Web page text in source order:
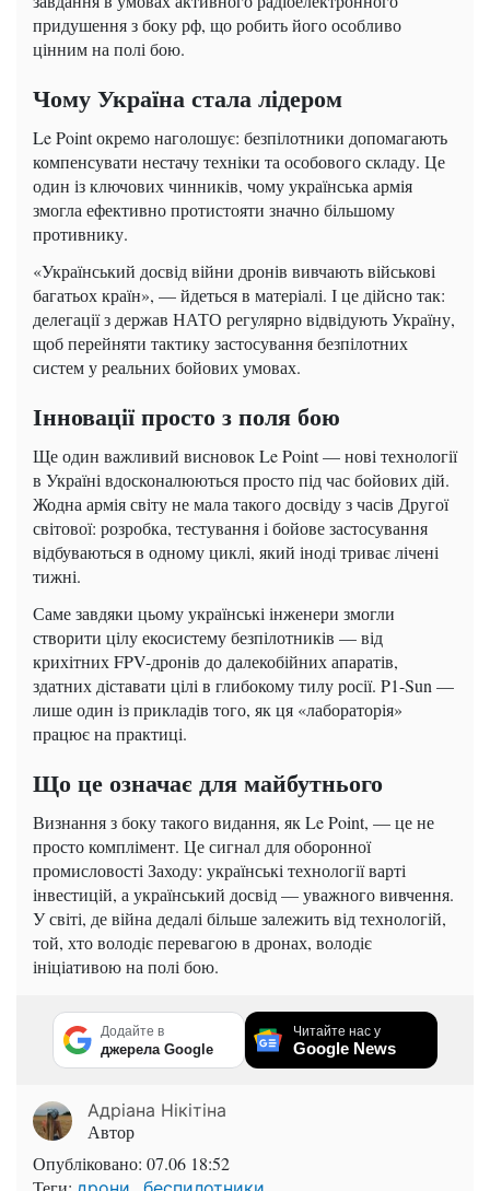
придушення з боку рф, що робить його особливо
цінним на полі бою.
Чому Україна стала лідером
Le Point окремо наголошує: безпілотники допомагають
компенсувати нестачу техніки та особового складу. Це
один із ключових чинників, чому українська армія
змогла ефективно протистояти значно більшому
противнику.
«Український досвід війни дронів вивчають військові
багатьох країн», — йдеться в матеріалі. І це дійсно так:
делегації з держав НАТО регулярно відвідують Україну,
щоб перейняти тактику застосування безпілотних
систем у реальних бойових умовах.
Інновації просто з поля бою
Ще один важливий висновок Le Point — нові технології
в Україні вдосконалюються просто під час бойових дій.
Жодна армія світу не мала такого досвіду з часів Другої
світової: розробка, тестування і бойове застосування
відбуваються в одному циклі, який іноді триває лічені
тижні.
Саме завдяки цьому українські інженери змогли
створити цілу екосистему безпілотників — від
крихітних FPV-дронів до далекобійних апаратів,
здатних діставати цілі в глибокому тилу росії. P1-Sun —
лише один із прикладів того, як ця «лабораторія»
працює на практиці.
Що це означає для майбутнього
Визнання з боку такого видання, як Le Point, — це не
просто комплімент. Це сигнал для оборонної
промисловості Заходу: українські технології варті
інвестицій, а український досвід — уважного вивчення.
У світі, де війна дедалі більше залежить від технологій,
той, хто володіє перевагою в дронах, володіє
ініціативою на полі бою.
Додайте в
джерела Google
Читайте нас у
Google News
Адріана Нікітіна
Автор
Опубліковано: 07.06 18:52